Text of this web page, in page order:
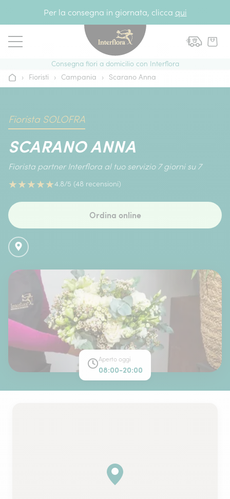
Per la consegna in giornata, clicca qui
Consegna fiori a domicilio con Interflora
Home› Fioristi › Campania › Scarano Anna
Fiorista SOLOFRA
SCARANO ANNA
Fiorista partner Interflora al tuo servizio 7 giorni su 7
★★★★★4.8/5 (48 recensioni)
Ordina online
Aperto oggi
08:00-20:00